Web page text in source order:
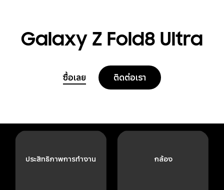
Galaxy Z Fold8 Ultra
ซื้อเลย ติดต่อเรา
ประสิทธิภาพการทำงาน กล้อง